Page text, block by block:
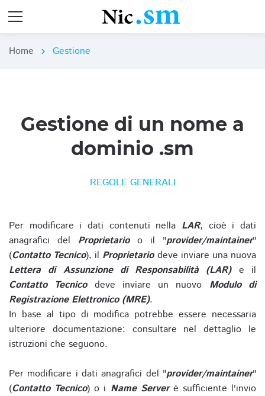
Home chevron_right Gestione
Gestione di un nome a
dominio .sm
REGOLE GENERALI
Per modificare i dati contenuti nella LAR, cioè i dati
anagrafici del Proprietarioo il "provider/maintainer"
(Contatto Tecnico), il Proprietariodeve inviare una nuova
Lettera di Assunzione di Responsabilità (LAR)e il
Contatto Tecnicodeve inviare un nuovo Modulo di
Registrazione Elettronico (MRE).
In base al tipo di modifica potrebbe essere necessaria
ulteriore documentazione: consultare nel dettaglio le
istruzioni che seguono.
Per modificare i dati anagrafici del "provider/maintainer"
(Contatto Tecnico) o i Name Serverè sufficiente l'invio